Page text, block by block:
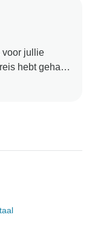
voor jullie
hebt gehad
van hoge